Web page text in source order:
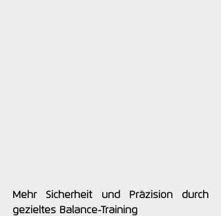
Mehr Sicherheit und Präzision durch
gezieltes Balance-Training